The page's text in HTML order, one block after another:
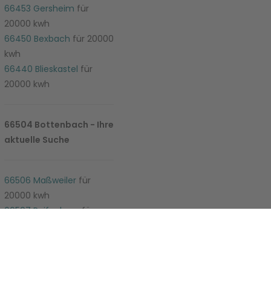
66453 Gersheim für
20000 kwh
66450 Bexbach für 20000
kwh
66440 Blieskastel für
20000 kwh
66504 Bottenbach - Ihre
aktuelle Suche
66506 Maßweilerfür
20000 kwh
66507 Reifenbergfür